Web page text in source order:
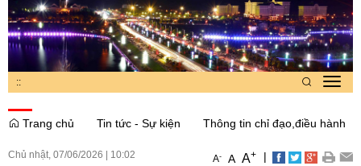
::
Trang chủ
Tin tức - Sự kiện Thông tin chỉ đạo,điều hành
Chủ nhật, 07/06/2026 10:02 A- A A+ |